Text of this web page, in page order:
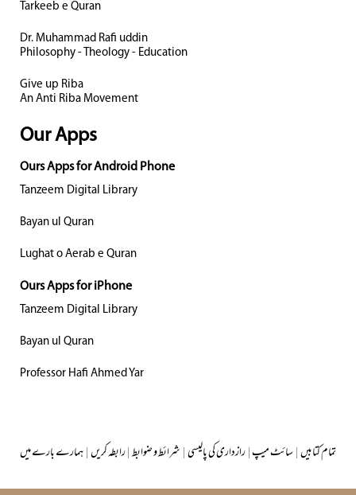
Tarkeeb e Quran
Dr. Muhammad Rafi uddin
Philosophy - Theology - Education
Give up Riba
An Anti Riba Movement
Our Apps
Ours Apps for Android Phone
Tanzeem Digital Library
Bayan ul Quran
Lughat o Aerab e Quran
Ours Apps for iPhone
Tanzeem Digital Library
Bayan ul Quran
Professor Hafi Ahmed Yar
ہمارے بارے میں|رابطہ کریں|شرائط و ضوابط|رازداری کی پالیسی|سائٹ میپ|تمام کتابیں